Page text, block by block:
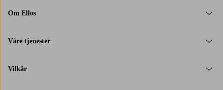
Om Ellos
Våre tjenester
Vilkår